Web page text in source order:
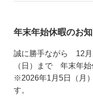
年末年始休暇のお
誠に勝手ながら 12月
（日）まで 年末年始
※2026年1月5日（月
す。